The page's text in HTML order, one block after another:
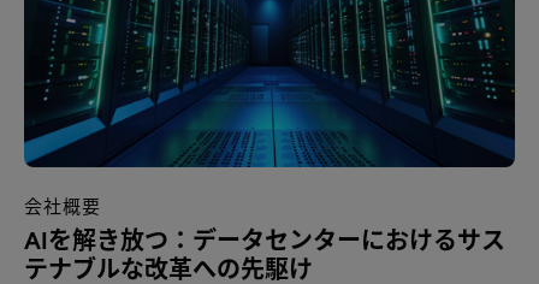
会社概要
AIを解き放つ：データセンターにおけるサス
テナブルな改革への先駆け